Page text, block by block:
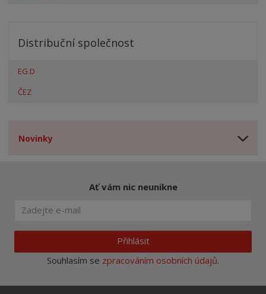
Distribuční společnost
EG.D
ČEZ
Novinky
Ať vám nic neunikne
Přihlásit
Souhlasím se zpracováním osobních údajů.